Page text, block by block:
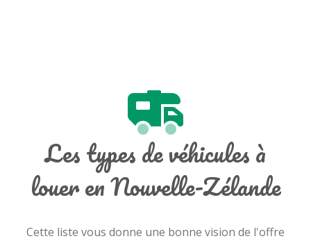
Les types de véhicules à
louer en Nouvelle-Zélande
Cette liste vous donne une bonne vision de l'offre